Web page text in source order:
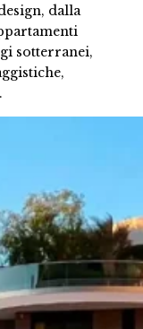
dalla
sotterranei,